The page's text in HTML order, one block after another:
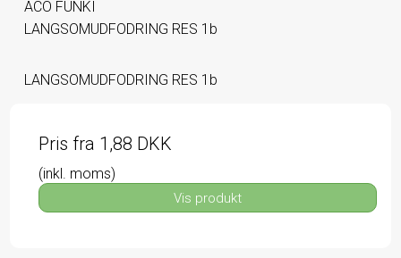
ACO FUNKI
LANGSOMUDFODRING RES 1b
LANGSOMUDFODRING RES 1b
Pris fra 1,88 DKK
(inkl. moms)
Vis produkt